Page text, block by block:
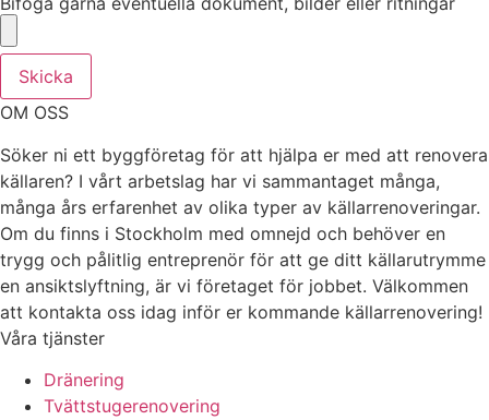
Skicka
OM OSS
Söker ni ett byggföretag för att hjälpa er med att renovera
källaren? I vårt arbetslag har vi sammantaget många,
många års erfarenhet av olika typer av källarrenoveringar.
Om du finns i Stockholm med omnejd och behöver en
trygg och pålitlig entreprenör för att ge ditt källarutrymme
en ansiktslyftning, är vi företaget för jobbet. Välkommen
att kontakta oss idag inför er kommande källarrenovering!
Våra tjänster
Dränering
Tvättstugerenovering